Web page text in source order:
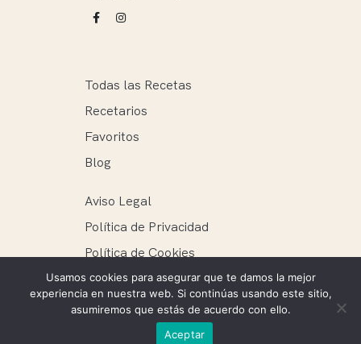
Todas las Recetas
Recetarios
Favoritos
Blog
Aviso Legal
Política de Privacidad
Política de Cookies
Recetags ® 2025. Todos los derechos reservados.
Mantenimiento web: Ellie Miguel
Usamos cookies para asegurar que te damos la mejor
experiencia en nuestra web. Si continúas usando este sitio,
asumiremos que estás de acuerdo con ello.
Aceptar